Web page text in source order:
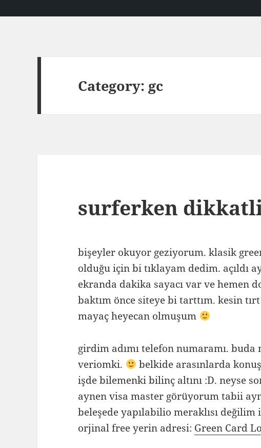
Category: gc
surferken
bişeyler okuyor geziyorum. klasik
olduğu için bi tıklayam dedim. açıldı
ekranda dakika sayacı var ve hemen
baktım önce siteye bi tarttım. kesin
mayaç heyecan olmuşum
girdim adımı telefon numaramı. buda
veriomki.
belkide arasınlarda
işde bilemenki bilinç altını :D. neyse
aynen visa master görüyorum tabii
beleşede yapılabilio meraklısı değilim
orjinal free yerin adresi: Green Card